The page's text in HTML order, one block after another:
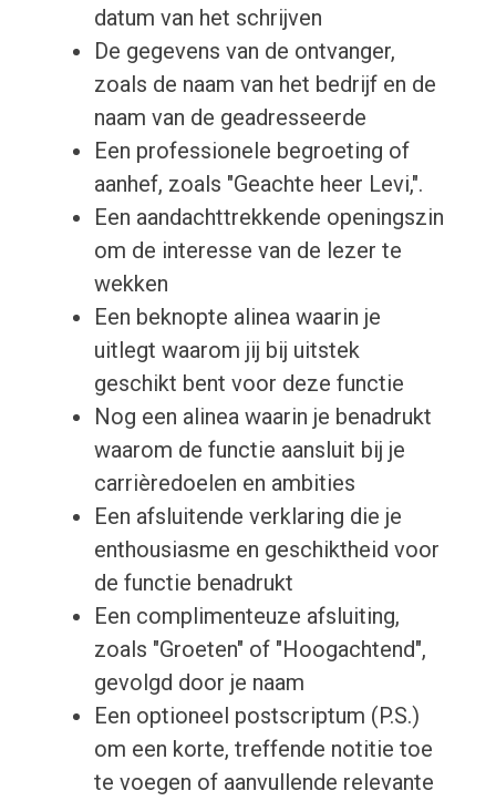
datum van het schrijven
De gegevens van de ontvanger,
zoals de naam van het bedrijf en de
naam van de geadresseerde
Een professionele begroeting of
aanhef, zoals "Geachte heer Levi,".
Een aandachttrekkende openingszin
om de interesse van de lezer te
wekken
Een beknopte alinea waarin je
uitlegt waarom jij bij uitstek
geschikt bent voor deze functie
Nog een alinea waarin je benadrukt
waarom de functie aansluit bij je
carrièredoelen en ambities
Een afsluitende verklaring die je
enthousiasme en geschiktheid voor
de functie benadrukt
Een complimenteuze afsluiting,
zoals "Groeten" of "Hoogachtend",
gevolgd door je naam
Een optioneel postscriptum (P.S.)
om een korte, treffende notitie toe
te voegen of aanvullende relevante